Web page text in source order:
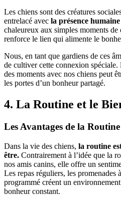
Les chiens sont des créatures
entrelacé avec la présence
chaleureux aux simples moments
renforce le lien qui alimente le
Nous, en tant que gardiens de ces
de cultiver cette connexion spéciale.
des moments avec nos chiens peut
les portes d’un bonheur partagé.
4. La Routine et le
Les Avantages de la Routine
Dans la vie des chiens, la routine
être. Contrairement à l’idée que la
nos amis canins, elle offre un
Les repas réguliers, les promenades
programmé créent un
bonheur constant.